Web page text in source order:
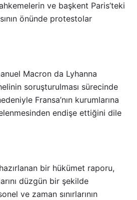
ve başkent Paris’teki
önünde protestolar
Macron da Lyhanna
soruşturulması sürecinde
Fransa’nın kurumlarına
endişe ettiğini dile
bir hükümet raporu,
düzgün bir şekilde
ve zaman sınırlarının